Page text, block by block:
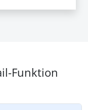
Funktion